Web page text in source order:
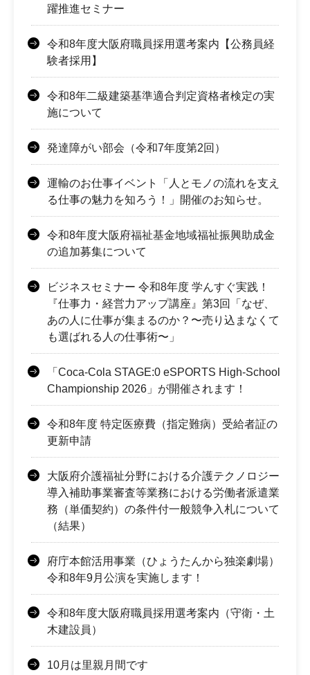
躍推進セミナー
令和8年度大阪府職員採用選考案内【公務員経
験者採用】
令和8年二級建築基準適合判定資格者検定の実
施について
発達障がい部会（令和7年度第2回）
運輸のお仕事イベント「人とモノの流れを支え
る仕事の魅力を知ろう！」開催のお知らせ。
令和8年度大阪府福祉基金地域福祉振興助成金
の追加募集について
ビジネスセミナー 令和8年度 学んすぐ実践！
『仕事力・経営力アップ講座』第3回「なぜ、
あの人に仕事が集まるのか？〜売り込まなくて
も選ばれる人の仕事術〜」
「Coca-Cola STAGE:0 eSPORTS High-School
Championship 2026」が開催されます！
令和8年度 特定医療費（指定難病）受給者証の
更新申請
大阪府介護福祉分野における介護テクノロジー
導入補助事業審査等業務における労働者派遣業
務（単価契約）の条件付一般競争入札について
（結果）
府庁本館活用事業（ひょうたんから独楽劇場）
令和8年9月公演を実施します！
令和8年度大阪府職員採用選考案内（守衛・土
木建設員）
10月は里親月間です